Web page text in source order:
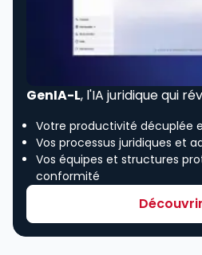
GenIA-L, l'IA juridique qui
Votre productivité décuplée
Vos processus juridiques et
Vos équipes et structures
conformité
Découvrir